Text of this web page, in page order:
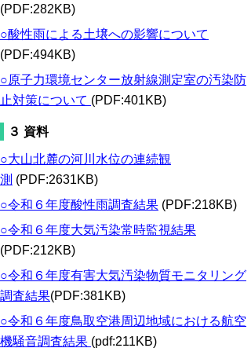
(PDF:282KB)
○酸性雨による土壌への影響について
(PDF:494KB)
○原子力環境センター放射線測定室の汚染防
止対策について (PDF:401KB)
３ 資料
○大山北麓の河川水位の連続観
測 (PDF:2631KB)
○令和６年度酸性雨調査結果 (PDF:218KB)
○令和６年度大気汚染常時監視結果
(PDF:212KB)
○令和６年度有害大気汚染物質モニタリング
調査結果(PDF:381KB)
○令和６年度鳥取空港周辺地域における航空
機騒音調査結果 (pdf:211KB)